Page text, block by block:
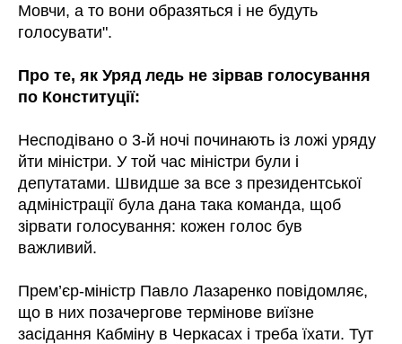
Мовчи, а то вони образяться і не будуть
голосувати".
Про те, як Уряд ледь не зірвав голосування
по Конституції:
Несподівано о 3-й ночі починають із ложі уряду
йти міністри. У той час міністри були і
депутатами. Швидше за все з президентської
адміністрації була дана така команда, щоб
зірвати голосування: кожен голос був
важливий.
Прем’єр-міністр Павло Лазаренко повідомляє,
що в них позачергове термінове виїзне
засідання Кабміну в Черкасах і треба їхати. Тут